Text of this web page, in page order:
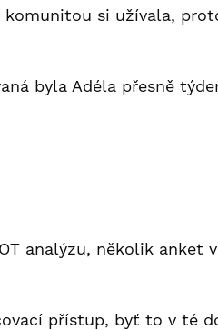
si užívala,
byla Adéla přesně
analýzu, několik anket
přístup, byť to v té